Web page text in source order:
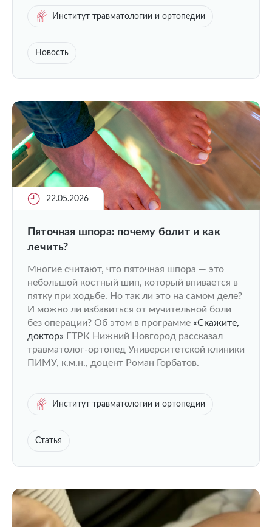
Институт травматологии и ортопедии
Новость
22.05.2026
Пяточная шпора: почему болит и как
лечить?
Многие считают, что пяточная шпора — это
небольшой костный шип, который впивается в
пятку при ходьбе. Но так ли это на самом деле?
И можно ли избавиться от мучительной боли
без операции? Об этом в программе «Скажите,
доктор» ГТРК Нижний Новгород рассказал
травматолог-ортопед Университетской клиники
ПИМУ, к.м.н., доцент Роман Горбатов.
Институт травматологии и ортопедии
Статья